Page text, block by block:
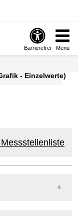
Barrierefrei Menü
- Einzelwerte)